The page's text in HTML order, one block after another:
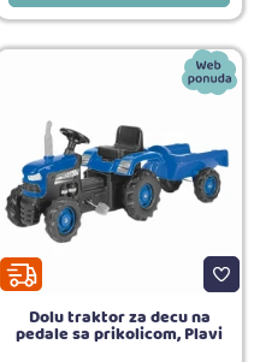
Dolu traktor za decu na
pedale sa prikolicom, Plavi